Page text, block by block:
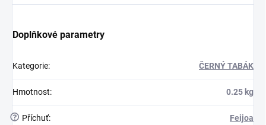
Doplňkové parametry
Kategorie: ČERNÝ TABÁK
Hmotnost: 0.25 kg
? Příchuť: Feijoa